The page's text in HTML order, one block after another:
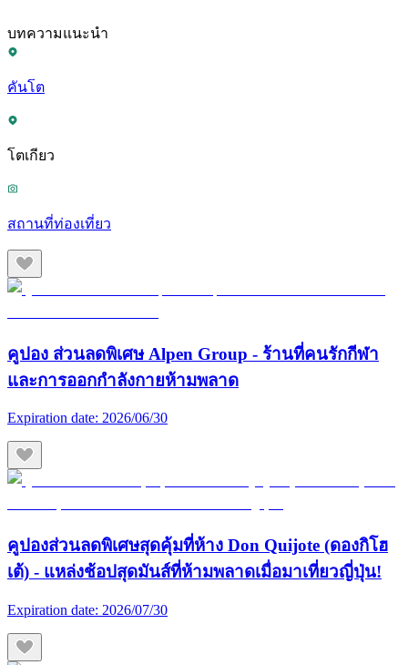
บทความแนะนำ
คันโต
โตเกียว
สถานที่ท่องเที่ยว
คูปอง ส่วนลดพิเศษ Alpen Group - ร้านที่คนรักกีฬา
และการออกกำลังกายห้ามพลาด
Expiration date: 2026/06/30
คูปองส่วนลดพิเศษสุดคุ้มที่ห้าง Don Quijote (ดองกิโฮ
เต้) - แหล่งช้อปสุดมันส์ที่ห้ามพลาดเมื่อมาเที่ยวญี่ปุ่น!
Expiration date: 2026/07/30